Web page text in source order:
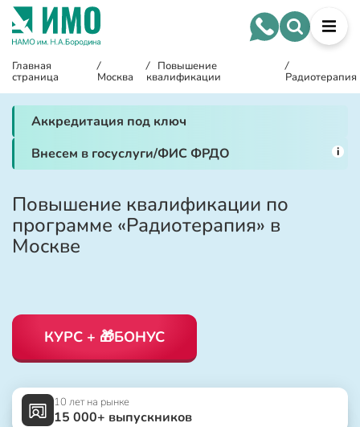
Главная
страница
/
Москва
/ Повышение
квалификации
/
Радиотерапия
Аккредитация под ключ
Внесем в госуслуги/ФИС ФРДО
i
Повышение квалификации по
программе «Радиотерапия» в
Москве
КУРС + 🎁БОНУС
10 лет на рынке
15 000+ выпускников